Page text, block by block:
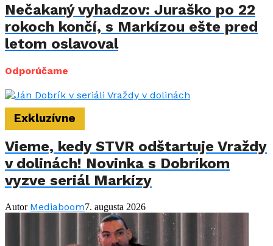
Nečakaný vyhadzov: Juraško po 22
rokoch končí, s Markízou ešte pred
letom oslavoval
Odporúčame
Exkluzívne
Vieme, kedy STVR odštartuje Vraždy
v dolinách! Novinka s Dobríkom
vyzve seriál Markízy
Autor Mediaboom7. augusta 2026